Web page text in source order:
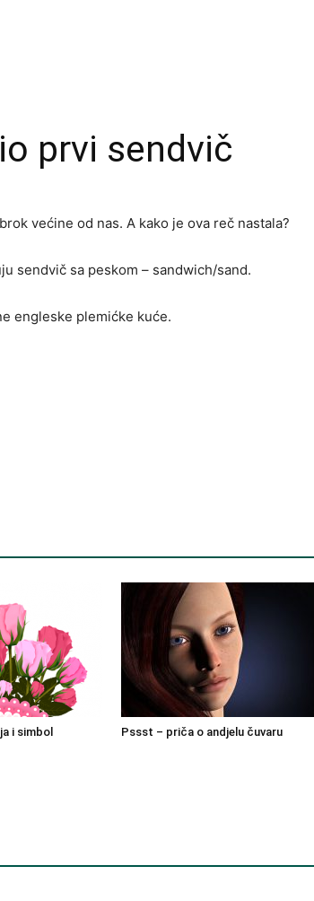
prvi sendvič
većine od nas. A kako je ova reč nastala?
sendvič sa peskom – sandwich/sand.
engleske plemićke kuće.
i simbol Pssst – priča o andjelu čuvaru